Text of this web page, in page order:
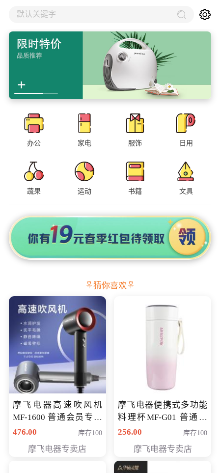
默认关键字
办公 家电 服饰 日用
蔬果 运动 书籍 文具
猜你喜欢
摩飞电器高速吹风机
MF-1600 普通会员专享
价298元
476.00 库存100
摩飞电器专卖店
摩飞电器便携式多功能
料理杯MF-G01 普通会
员专享价格118元
256.00 库存100
摩飞电器专卖店